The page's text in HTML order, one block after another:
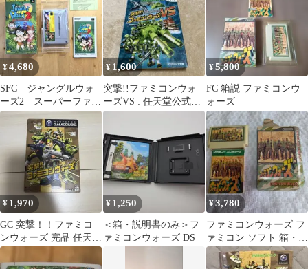
¥4,680
SFC ジャングルウォ
ーズ2 スーパーファミ
コン
¥ 1,600
突撃!!ファミコンウォ
ーズVS : 任天堂公式ガ
イドブック
¥5,800
FC 箱説 ファミコンウ
ォーズ
¥ 1,970
GC 突撃！！ファミコ
ンウォーズ 完品 任天堂
名作 状態良好
¥ 1,250
＜箱・説明書のみ＞フ
ァミコンウォーズ DS
¥3,780
ファミコンウォーズ フ
ァミコン ソフト 箱・説
明書付